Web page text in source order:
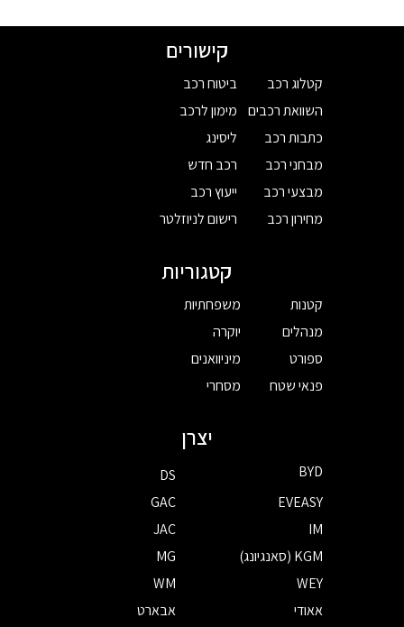
קישורים
קטלוג רכב
השוואת רכבים
כתבות רכב
מבחני רכב
מבצעי רכב
מחירון רכב
ביטוח רכב
מימון לרכב
ליסינג
רכב חדש
ייעוץ רכב
רישום לניוזלטר
קטגוריות
קטנות
מנהלים
ספורט
פנאי שטח
משפחתיות
יוקרה
מיניוואנים
מסחרי
יצרן
BYD
DS
EVEASY
GAC
IM
JAC
KGM (סאנגיונג)
MG
WEY
WM
אאודי
אבארט